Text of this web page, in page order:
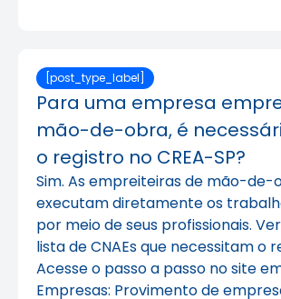
[post_type_label]
Para uma empresa
mão-de-obra, é
o registro no CREA-SP?
Sim. As empreiteiras de mão-de-
executam diretamente os
por meio de seus profissionais.
lista de CNAEs que necessitam o
Acesse o passo a passo no site
Empresas: Provimento de